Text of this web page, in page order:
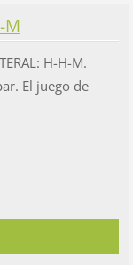
M
H-H-M.
El juego de